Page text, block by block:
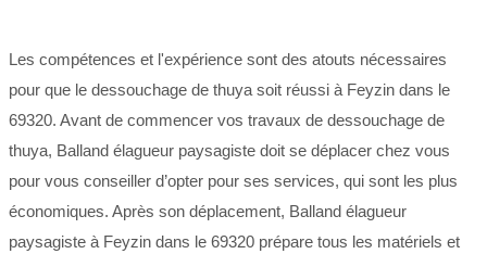
Les compétences et l'expérience sont des atouts nécessaires
pour que le dessouchage de thuya soit réussi à Feyzin dans le
69320. Avant de commencer vos travaux de dessouchage de
thuya, Balland élagueur paysagiste doit se déplacer chez vous
pour vous conseiller d’opter pour ses services, qui sont les plus
économiques. Après son déplacement, Balland élagueur
paysagiste à Feyzin dans le 69320 prépare tous les matériels et